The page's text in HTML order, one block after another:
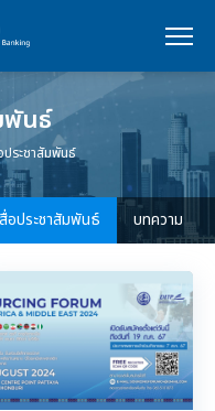
พันธ์
ประชาสัมพันธ์
สื่อประชาสัมพันธ์ บทความ